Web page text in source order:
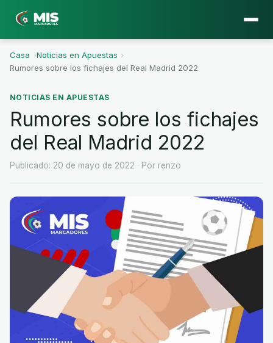
Casa ›Noticias en Apuestas ›
Rumores sobre los fichajes del Real Madrid 2022
NOTICIAS EN APUESTAS
Rumores sobre los fichajes
del Real Madrid 2022
Publicado: 20 de mayo de 2022 · Por renzo